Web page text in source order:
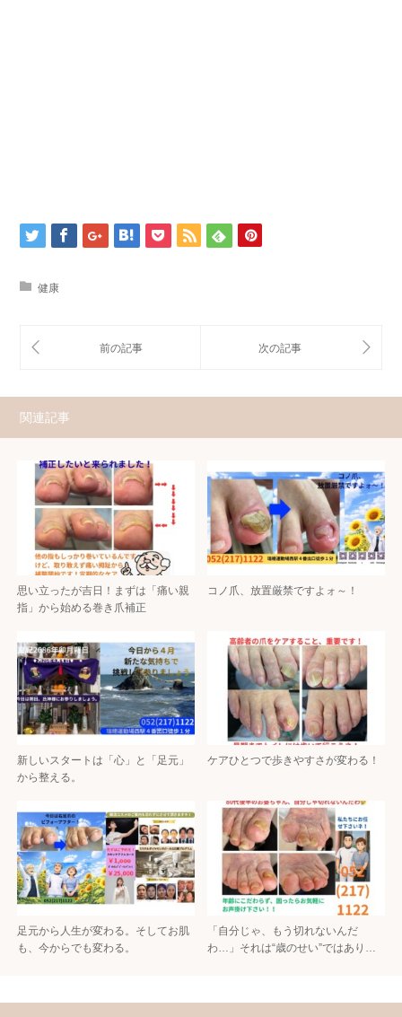
健康
関連記事
思い立ったが吉日！まずは「痛い親
指」から始める巻き爪補正
コノ爪、放置厳禁ですよォ～！
新しいスタートは「心」と「足元」
から整える。
ケアひとつで歩きやすさが変わる！
足元から人生が変わる。そしてお肌
も、今からでも変わる。
「自分じゃ、もう切れないんだ
わ…」それは“歳のせい”ではあり…